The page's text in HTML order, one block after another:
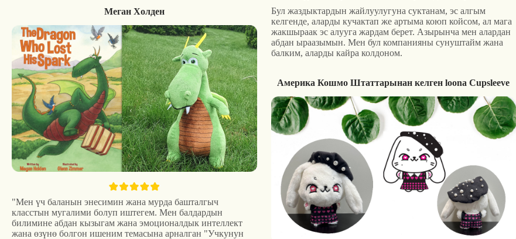
Меган Холден
"Мен үч баланын энесимин жана мурда башталгыч
класстын мугалими болуп иштегем. Мен балдардын
билимине абдан кызыгам жана эмоционалдык интеллект
жана өзүнө болгон ишеним темасына арналган "Учкунун
Бул жаздыктардын жайлуулугуна суктанам, эс алгым
келгенде, аларды кучактап же артыма коюп койсом, ал мага
жакшыраак эс алууга жардам берет. Азырынча мен алардан
абдан ыраазымын. Мен бул компанияны сунуштайм жана
балким, аларды кайра колдоном.
Америка Кошмо Штаттарынан келген loona Cupsleeve